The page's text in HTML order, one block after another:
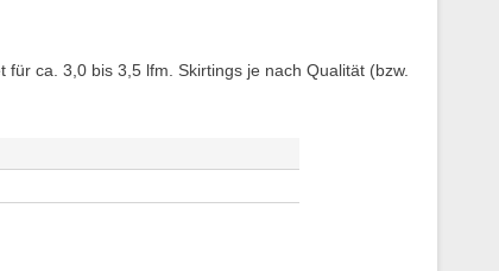
ca. 3,0 bis 3,5 lfm. Skirtings je nach Qualität (bzw.